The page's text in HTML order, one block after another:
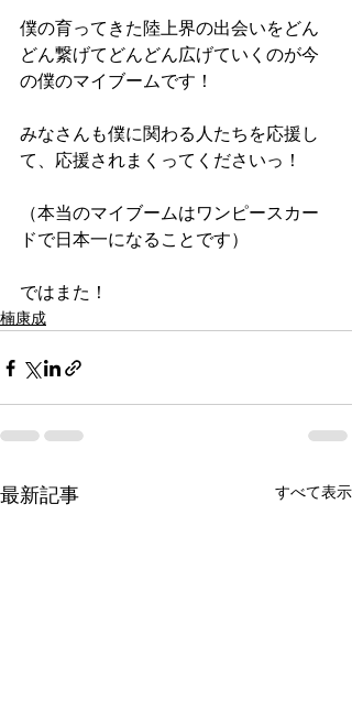
僕の育ってきた陸上界の出会いをどん
どん繋げてどんどん広げていくのが今
の僕のマイブームです！
みなさんも僕に関わる人たちを応援し
て、応援されまくってくださいっ！
（本当のマイブームはワンピースカー
ドで日本一になることです）
ではまた！
楠康成
最新記事 すべて表示